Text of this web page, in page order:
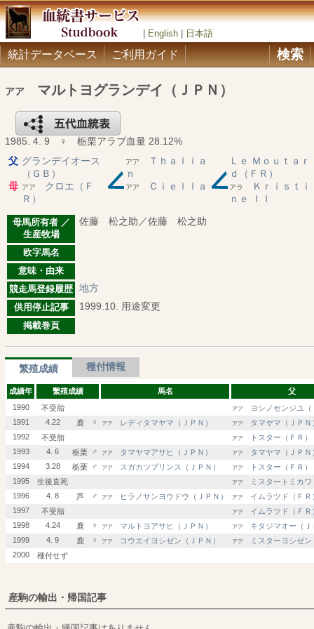
English 日本語
統計データベース ご利用ガイド 検索
アア マルトヨグランデイ（ＪＰＮ）
1985. 4. 9 ♀ 栃栗アラブ血量 28.12%
父 グランデイオース
（ＧＢ）
アア
Ｔｈａｌｉａ
ｎ
Ｌｅ Ｍｏｕｔａｒ
ｄ（ＦＲ）
母 アア クロエ（Ｆ
Ｒ）
アア Ｃｉｅｌｌａ アラ
Ｋｒｉｓｔｉ
ｎｅ ＩＩ
母馬所有者 ／
生産牧場
佐藤 松之助／佐藤 松之助
欧字馬名
意味・由来
競走馬登録履歴
地方
供用停止記事 1999.10. 用途変更
掲載巻頁
繁殖成績 種付情報
成績年 繫殖成績 馬名
父
1990
不受胎 アア
ヨシノセンジユ（
1991
4.22 鹿 ♀ アア レディタマヤマ（ＪＰＮ） アア
タマヤマ（ＪＰＮ
1992
不受胎 アア
トスター（ＦＲ）
1993
4. 6 栃栗 ♂ アア タマヤマアサヒ（ＪＰＮ） アア
タマヤマ（ＪＰＮ
1994
3.28 栃栗 ♂ アア スガカツプリンス（ＪＰＮ） アア
トスター（ＦＲ）
1995
生後直死 アア
ミスタートミカ
1996
4. 8 芦 ♂ アア ヒラノサンヨウドウ（ＪＰＮ） アア
イムラツド（ＦＲ
1997
不受胎 アア
イムラツド（ＦＲ
1998
4.24 鹿 ♀ アア マルトヨアサヒ（ＪＰＮ） アア
キタジマオー（Ｊ
1999
4. 9 鹿 ♀ アア コウエイヨシゼン（ＪＰＮ） アア
ミスターヨシゼ
2000
種付せず
産駒の輸出・帰国記事